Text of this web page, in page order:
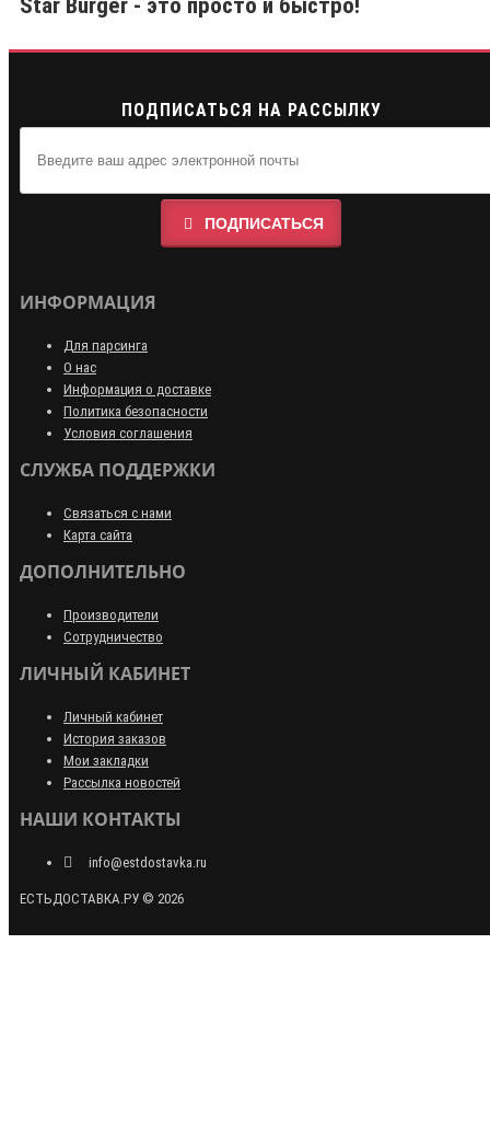
Star Burger - это просто и быстро!
ПОДПИСАТЬСЯ НА РАССЫЛКУ
ПОДПИСАТЬСЯ
ИНФОРМАЦИЯ
Для парсинга
О нас
Информация о доставке
Политика безопасности
Условия соглашения
СЛУЖБА ПОДДЕРЖКИ
Связаться с нами
Карта сайта
ДОПОЛНИТЕЛЬНО
Производители
Сотрудничество
ЛИЧНЫЙ КАБИНЕТ
Личный кабинет
История заказов
Мои закладки
Рассылка новостей
НАШИ КОНТАКТЫ
info@estdostavka.ru
ЕСТЬДОСТАВКА.РУ © 2026